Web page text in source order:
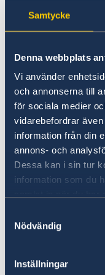
Samtycke
Denna webbplats
Vi använder
och annonserna till
för sociala medier
vidarebefordrar
information från din
annons- och
Dessa kan i sin tur
information som du
Nödvändig
Inställningar
Declaration by
occasion of the
Season's greetings
Embassy will be
For information
the Swedish
Last updated 12
Krisen i
flygtrafiken
mindre
viktigt att hålla